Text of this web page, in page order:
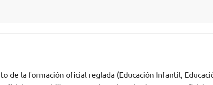
de la formación oficial reglada (Educación Infantil,